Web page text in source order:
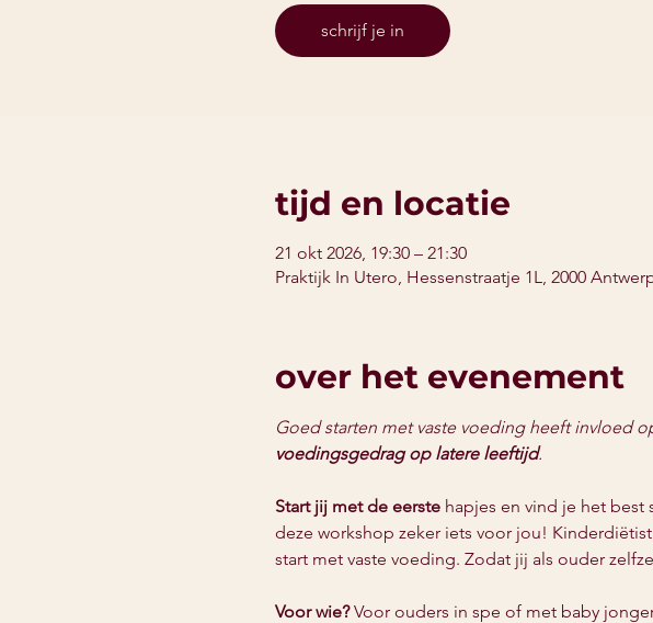
schrijf je in
tijd en locatie
21 okt 2026, 19:30 – 21:30
Praktijk In Utero, Hessenstraatje 1L, 2000
over het evenement
Goed starten met vaste voeding heeft invloed
voedingsgedrag op latere leeftijd.
Start jij met de eerste hapjes en vind je het best
deze workshop zeker iets voor jou! Kinderdiëtist
start met vaste voeding. Zodat jij als ouder
Voor wie? Voor ouders in spe of met baby